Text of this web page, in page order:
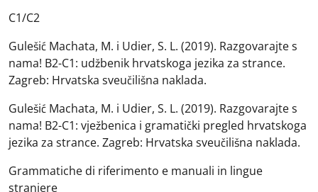
C1/C2
Gulešić Machata, M. i Udier, S. L. (2019). Razgovarajte s
nama! B2-C1: udžbenik hrvatskoga jezika za strance.
Zagreb: Hrvatska sveučilišna naklada.
Gulešić Machata, M. i Udier, S. L. (2019). Razgovarajte s
nama! B2-C1: vježbenica i gramatički pregled hrvatskoga
jezika za strance. Zagreb: Hrvatska sveučilišna naklada.
Grammatiche di riferimento e manuali in lingue
straniere